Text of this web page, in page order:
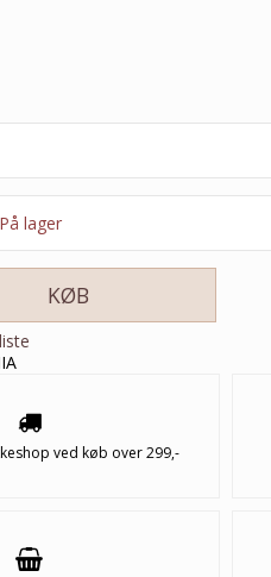
På lager
KØB
ved køb over 299,-